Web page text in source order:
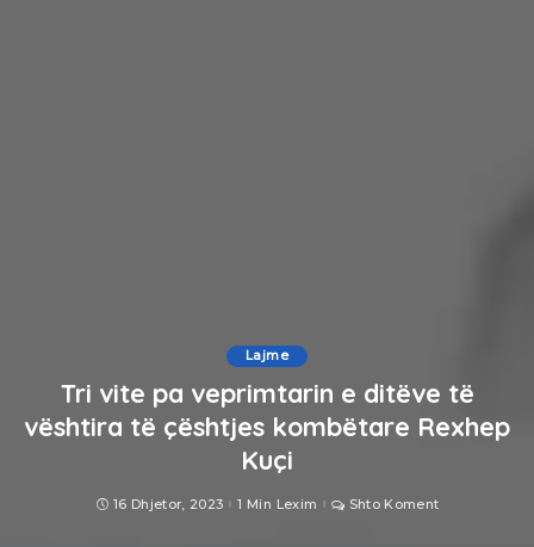
Lajme
Tri vite pa veprimtarin e ditëve të
vështira të çështjes kombëtare Rexhep
Kuçi
16 Dhjetor, 2023 1 Min Lexim Shto Koment